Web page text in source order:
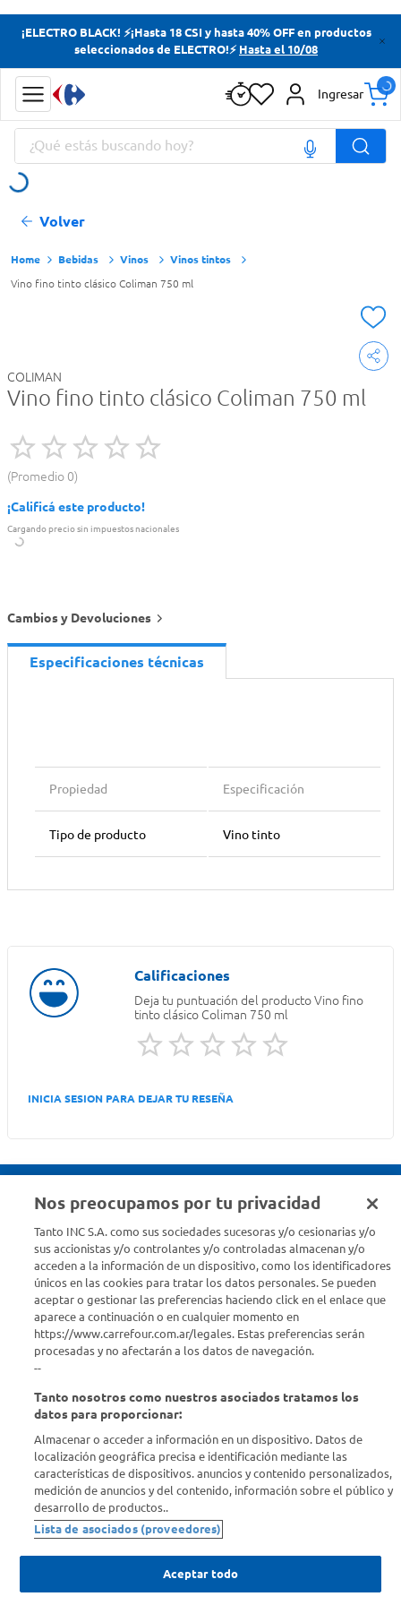
¡ELECTRO BLACK! ⚡¡Hasta 18 CSI y hasta 40% OFF en productos
seleccionados de ELECTRO!⚡ Hasta el 10/08
Ingresar
¿Qué estás buscando hoy?
Volver
Bebidas Vinos Vinos tintos
Vino fino tinto clásico Coliman 750 ml
COLIMAN
Vino fino tinto clásico Coliman 750 ml
Promedio 0
¡Calificá este producto!
Cargando precio sin impuestos nacionales
Cambios y Devoluciones
Especificaciones técnicas
Propiedad Especificación
Tipo de producto Vino tinto
Deja tu puntuación del producto Vino fino
tinto clásico Coliman 750 ml
INICIA SESION PARA DEJAR TU RESEÑA
Estamos para ayudarte
¿Tenés una consulta? Comunicate con nosotros acá
Descubrí Carrefour
Conocenos
Info útil
Comprá Online
Nos preocupamos por tu privacidad
Tanto INC S.A. como sus sociedades sucesoras y/o cesionarias y/o
sus accionistas y/o controlantes y/o controladas almacenan y/o
acceden a la información de un dispositivo, como los identificadores
únicos en las cookies para tratar los datos personales. Se pueden
aceptar o gestionar las preferencias haciendo click en el enlace que
aparece a continuación o en cualquier momento en
https://www.carrefour.com.ar/legales. Estas preferencias serán
procesadas y no afectarán a los datos de navegación.
--
Tanto nosotros como nuestros asociados tratamos los
datos para proporcionar:
Almacenar o acceder a información en un dispositivo. Datos de
localización geográfica precisa e identificación mediante las
características de dispositivos. anuncios y contenido personalizados,
medición de anuncios y del contenido, información sobre el público y
desarrollo de productos..
Lista de asociados (proveedores)
Aceptar todo
Términos más buscados
Yerba
Cerveza
Doves
Términos más buscados
Cerveza
Doves
Papas Fritas